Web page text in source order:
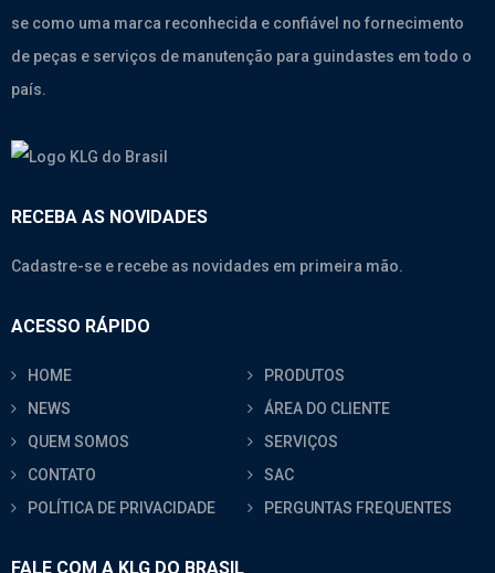
se como uma marca reconhecida e confiável no fornecimento
de peças e serviços de manutenção para guindastes em todo o
país.
RECEBA AS NOVIDADES
Cadastre-se e recebe as novidades em primeira mão.
ACESSO RÁPIDO
HOME
PRODUTOS
NEWS
ÁREA DO CLIENTE
QUEM SOMOS
SERVIÇOS
CONTATO
SAC
POLÍTICA DE PRIVACIDADE
PERGUNTAS FREQUENTES
FALE COM A KLG DO BRASIL